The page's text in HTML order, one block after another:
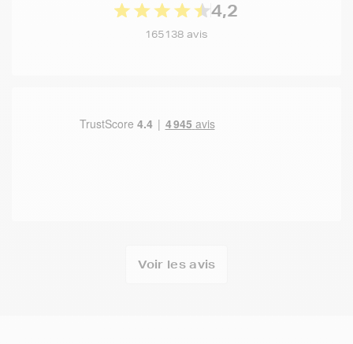
4,2
165138 avis
Voir les avis